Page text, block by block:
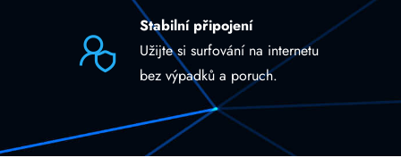
Stabilní připojení
Užijte si surfování na internetu
bez výpadků a poruch.